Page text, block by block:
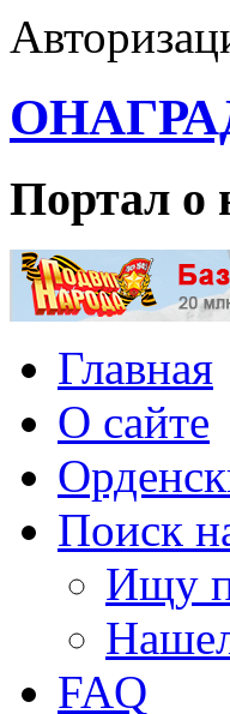
Портал о
Главная
О сайте
Поиск
Ищу
FAQ